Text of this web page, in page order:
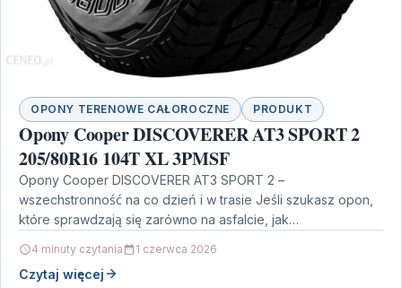
OPONY TERENOWE CAŁOROCZNE PRODUKT
Opony Cooper DISCOVERER AT3 SPORT 2
205/80R16 104T XL 3PMSF
Opony Cooper DISCOVERER AT3 SPORT 2 –
wszechstronność na co dzień i w trasie Jeśli szukasz opon,
które sprawdzają się zarówno na asfalcie, jak…
4 minuty czytania 1 czerwca 2026
Czytaj więcej